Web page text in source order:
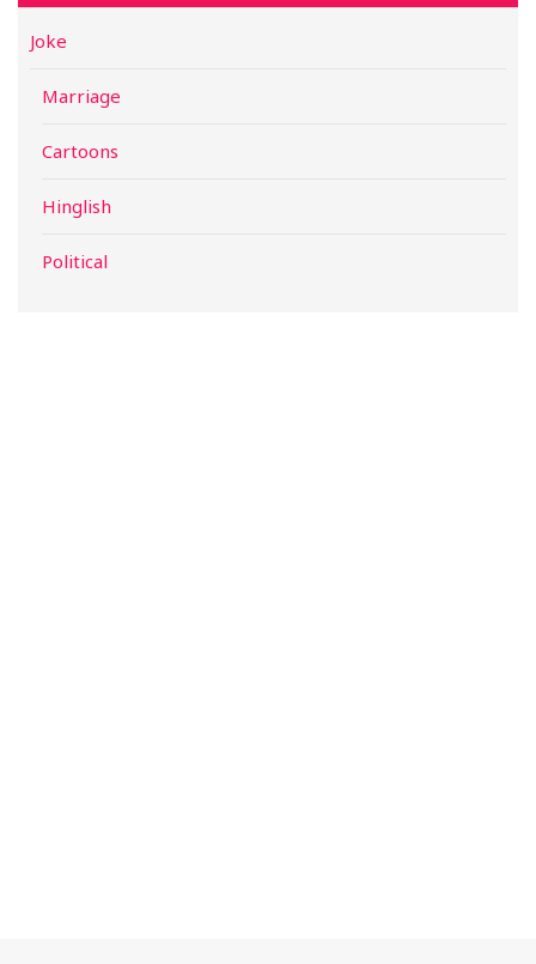
Joke
Marriage
Cartoons
Hinglish
Political